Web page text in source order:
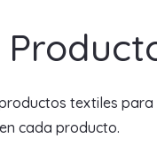
textiles
cada producto.